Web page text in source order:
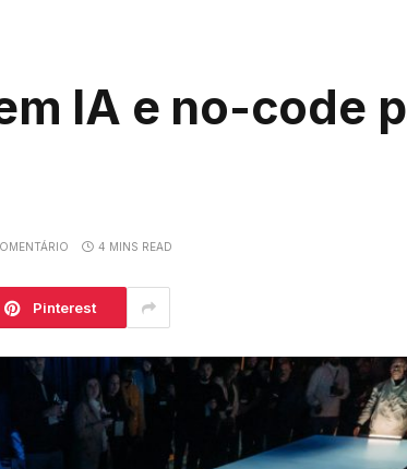
IA e no-code
4 MINS READ
Pinterest